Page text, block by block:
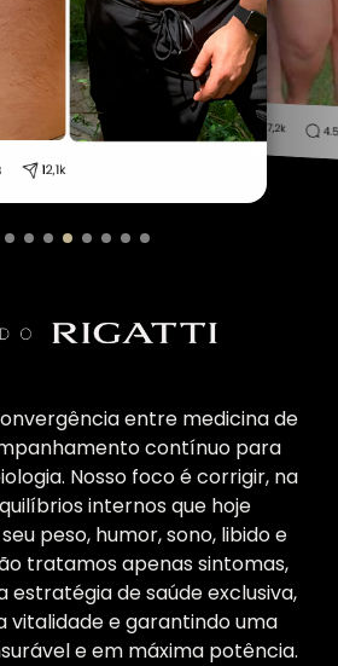
entre medicina de
contínuo para
Nosso foco é corrigir, na
internos que hoje
peso, humor, sono, libido e
tratamos apenas sintomas,
estratégia de saúde exclusiva,
vitalidade e garantindo uma
e em máxima potência.